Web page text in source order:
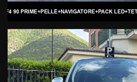
P25 LED & SENSOR PACK (LED ANT E
E22 DOPPIO TETTO PANORAMICO SKY
P74 PACK COMFORT (RETROVISORI
ELETTRICAMENTE+VOLANTE
REGOLABILE IN ALTEZZA)
873 RISC.SEDILI GUIDA/PASS